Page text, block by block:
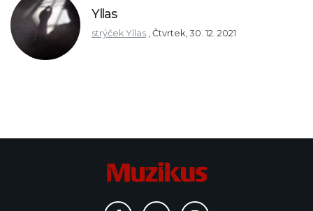
Yllas
strýček Yllas Čtvrtek, 30. 12. 2021